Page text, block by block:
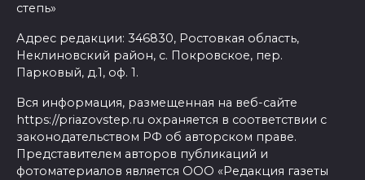
степь»
Адрес редакции: 346830, Ростовкая область,
Неклиновский район, с. Покровское, пер.
Парковый, д.1, оф. 1.
Вся информация, размещенная на веб-сайте
https://priazovstep.ru охраняется в соответствии с
законодательством РФ об авторском праве.
Представителем авторов публикаций и
фотоматериалов является ООО «Редакция газеты